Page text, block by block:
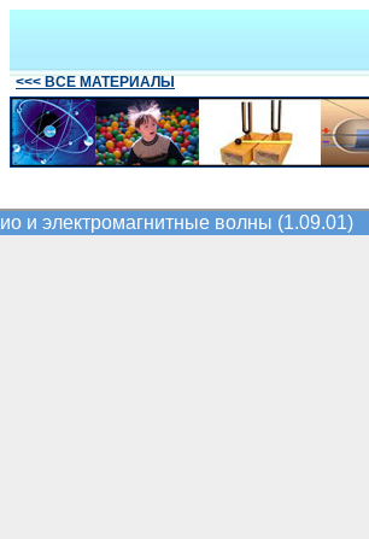
<<< ВСЕ МАТЕРИАЛЫ